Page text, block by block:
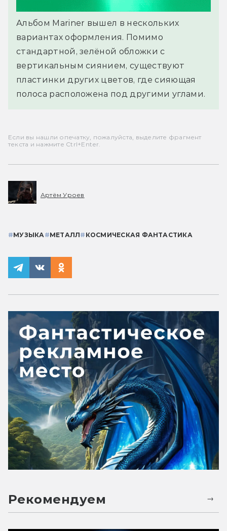
Альбом Mariner вышел в нескольких
вариантах оформления. Помимо
стандартной, зелёной обложки с
вертикальным сиянием, существуют
пластинки других цветов, где сияющая
полоса расположена под другими углами.
Если вы нашли опечатку, пожалуйста, выделите фрагмент
текста и нажмите Ctrl+Enter.
Артём Уроев
#МУЗЫКА #МЕТАЛЛ# КОСМИЧЕСКАЯ ФАНТАСТИКА
Рекомендуем